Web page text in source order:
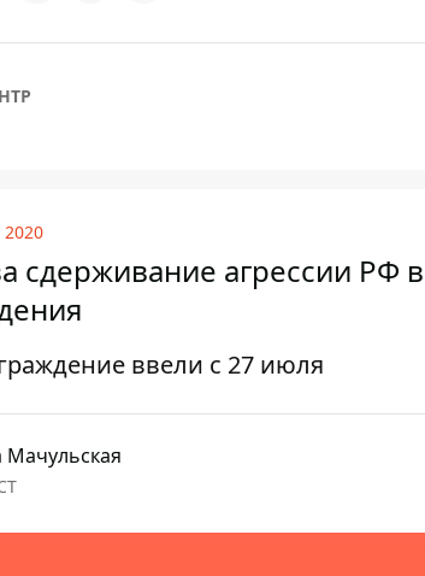
2020
сдерживание агрессии РФ
ввели с 27 июля
Мачульская